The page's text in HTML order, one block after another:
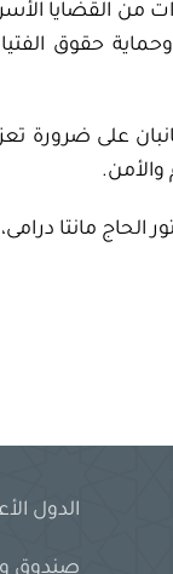
من القضايا
حقوق
على ضرورة
والأمن.
الحاج مانتا
الدول